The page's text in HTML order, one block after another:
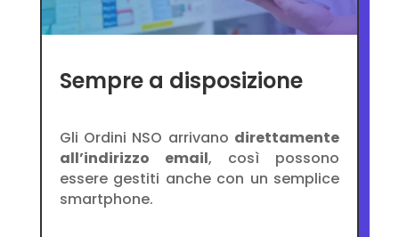
Sempre a disposizione
Gli Ordini NSO arrivano direttamente
all’indirizzo email, così possono
essere gestiti anche con un semplice
smartphone.